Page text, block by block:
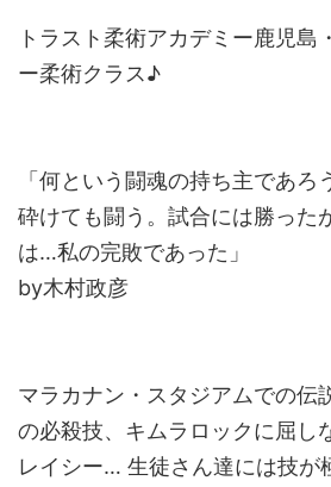
トラスト柔術アカデミー鹿児島
ー柔術クラス♪
「何という闘魂の持ち主であ
砕けても闘う。試合には勝った
は…私の完敗であった」
by木村政彦
マラカナン・スタジアムでの伝
の必殺技、キムラロックに屈し
レイシー… 生徒さん達には技が